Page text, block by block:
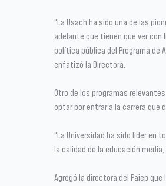
“La Usach ha sido una de las
adelante que tienen que ver con
política pública del Programa de
enfatizó la Directora.
Otro de los programas
optar por entrar a la carrera que
“La Universidad ha sido líder
la calidad de la educación
Agregó la directora del Paiep